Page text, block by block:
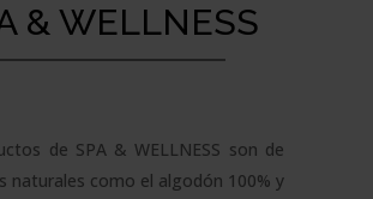
& WELLNESS
de SPA & WELLNESS son de
naturales como el algodón 100% y